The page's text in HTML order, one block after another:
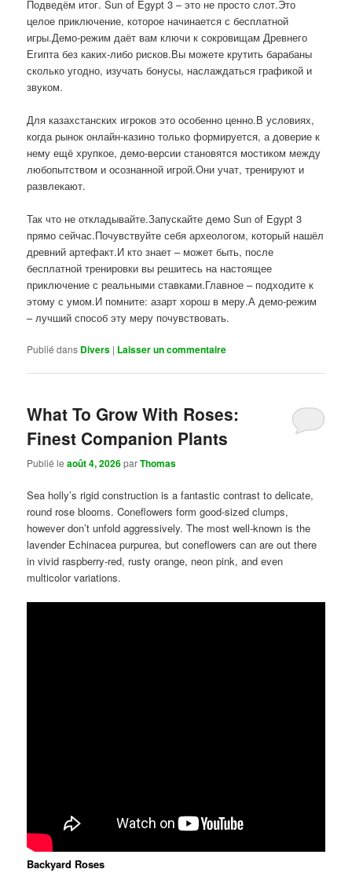
Подведём итог. Sun of Egypt 3 – это не просто слот.Это
целое приключение, которое начинается с бесплатной
игры.Демо-режим даёт вам ключи к сокровищам Древнего
Египта без каких-либо рисков.Вы можете крутить барабаны
сколько угодно, изучать бонусы, наслаждаться графикой и
звуком.
Для казахстанских игроков это особенно ценно.В условиях,
когда рынок онлайн-казино только формируется, а доверие к
нему ещё хрупкое, демо-версии становятся мостиком между
любопытством и осознанной игрой.Они учат, тренируют и
развлекают.
Так что не откладывайте.Запускайте демо Sun of Egypt 3
прямо сейчас.Почувствуйте себя археологом, который нашёл
древний артефакт.И кто знает – может быть, после
бесплатной тренировки вы решитесь на настоящее
приключение с реальными ставками.Главное – подходите к
этому с умом.И помните: азарт хорош в меру.А демо-режим
– лучший способ эту меру почувствовать.
Publié dans Divers | Laisser un commentaire
What To Grow With Roses:
Finest Companion Plants
Publié leaoût 4, 2026parThomas
Sea holly’s rigid construction is a fantastic contrast to delicate,
round rose blooms. Coneflowers form good-sized clumps,
however don’t unfold aggressively. The most well-known is the
lavender Echinacea purpurea, but coneflowers can are out there
in vivid raspberry-red, rusty orange, neon pink, and even
multicolor variations.
Backyard Roses